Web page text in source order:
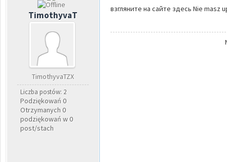
TimothyvaT
TimothyvaTZX
Liczba postów: 2
Podziękowań 0
Otrzymanych 0
podziękowań w 0
post/stach
взгляните на сайте здесь Nie